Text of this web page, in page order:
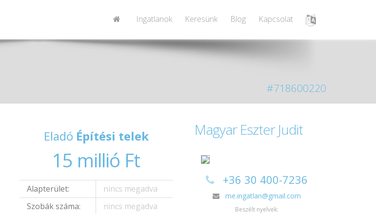
Ingatlanok Keresünk Blog Kapcsolat
#718600220
Eladó Építési telek
15 millió Ft
Alapterület:
nincs megadva
Szobák száma:
nincs megadva
Magyar Eszter Judit
+36 30 400-7236
me.ingatlan@gmail.com
Beszélt nyelvek: